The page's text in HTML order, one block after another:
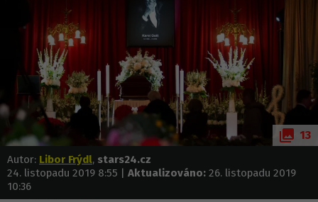
13
Autor: Libor Frýdl, stars24.cz
24. listopadu 2019 8:55 | Aktualizováno: 26. listopadu 2019
10:36